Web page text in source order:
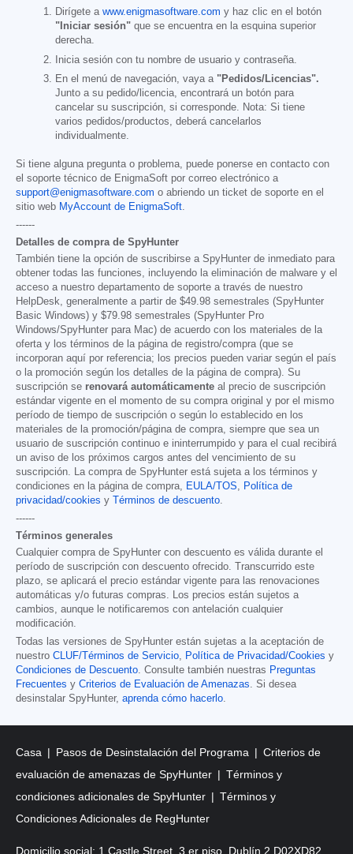
Dirígete a www.enigmasoftware.com y haz clic en el botón
"Iniciar sesión" que se encuentra en la esquina superior
derecha.
Inicia sesión con tu nombre de usuario y contraseña.
En el menú de navegación, vaya a "Pedidos/Licencias".
Junto a su pedido/licencia, encontrará un botón para
cancelar su suscripción, si corresponde. Nota: Si tiene
varios pedidos/productos, deberá cancelarlos
individualmente.
Si tiene alguna pregunta o problema, puede ponerse en contacto con
el soporte técnico de EnigmaSoft por correo electrónico a
support@enigmasoftware.com o abriendo un ticket de soporte en el
sitio web MyAccount de EnigmaSoft.
------
Detalles de compra de SpyHunter
También tiene la opción de suscribirse a SpyHunter de inmediato para
obtener todas las funciones, incluyendo la eliminación de malware y el
acceso a nuestro departamento de soporte a través de nuestro
HelpDesk, generalmente a partir de $49.98 semestrales (SpyHunter
Basic Windows) y $79.98 semestrales (SpyHunter Pro
Windows/SpyHunter para Mac) de acuerdo con los materiales de la
oferta y los términos de la página de registro/compra (que se
incorporan aquí por referencia; los precios pueden variar según el país
o la promoción según los detalles de la página de compra). Su
suscripción se renovará automáticamente al precio de suscripción
estándar vigente en el momento de su compra original y por el mismo
período de tiempo de suscripción o según lo establecido en los
materiales de la promoción/página de compra, siempre que sea un
usuario de suscripción continuo e ininterrumpido y para el cual recibirá
un aviso de los próximos cargos antes del vencimiento de su
suscripción. La compra de SpyHunter está sujeta a los términos y
condiciones en la página de compra, EULA/TOS, Política de
privacidad/cookies y Términos de descuento.
------
Términos generales
Cualquier compra de SpyHunter con descuento es válida durante el
período de suscripción con descuento ofrecido. Transcurrido este
plazo, se aplicará el precio estándar vigente para las renovaciones
automáticas y/o futuras compras. Los precios están sujetos a
cambios, aunque le notificaremos con antelación cualquier
modificación.
Todas las versiones de SpyHunter están sujetas a la aceptación de
nuestro CLUF/Términos de Servicio, Política de Privacidad/Cookies y
Condiciones de Descuento. Consulte también nuestras Preguntas
Frecuentes y Criterios de Evaluación de Amenazas. Si desea
desinstalar SpyHunter, aprenda cómo hacerlo.
Casa Pasos de Desinstalación del Programa
Criterios de
evaluación de amenazas de SpyHunter
Términos y
condiciones adicionales de SpyHunter
Términos y
Condiciones Adicionales de RegHunter
Domicilio social: 1 Castle Street, 3.er piso, Dublín 2 D02XD82